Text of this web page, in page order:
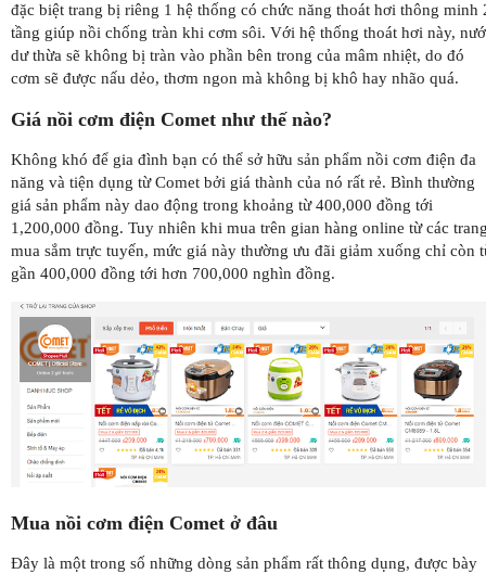
đặc biệt trang bị riêng 1 hệ thống có chức năng thoát hơi thông minh
tầng giúp nồi chống tràn khi cơm sôi. Với hệ thống thoát hơi này,
dư thừa sẽ không bị tràn vào phần bên trong của mâm nhiệt, do đó
cơm sẽ được nấu dẻo, thơm ngon mà không bị khô hay nhão quá.
Giá nồi cơm điện Comet như thế nào?
Không khó để gia đình bạn có thể sở hữu sản phẩm nồi cơm điện đa
năng và tiện dụng từ Comet bởi giá thành của nó rất rẻ. Bình thường
giá sản phẩm này dao động trong khoảng từ 400,000 đồng tới
1,200,000 đồng. Tuy nhiên khi mua trên gian hàng online từ các
mua sắm trực tuyến, mức giá này thường ưu đãi giảm xuống chỉ còn
gần 400,000 đồng tới hơn 700,000 nghìn đồng.
Mua nồi cơm điện Comet ở đâu
Đây là một trong số những dòng sản phẩm rất thông dụng, được bày